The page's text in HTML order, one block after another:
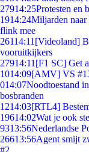
27914:25Protesten en
1914:24Miljarden naar
flink mee
26114:11 [Videoland]
vooruitkijkers
27914:11 [F1 SC] Get
1014:09[AMV] VS
014:07Noodtoestand
bosbranden
1214:03[RTL4]
19614:02Wat je ook
9313:56Nederlandse
26613:56Agent smijt
#2